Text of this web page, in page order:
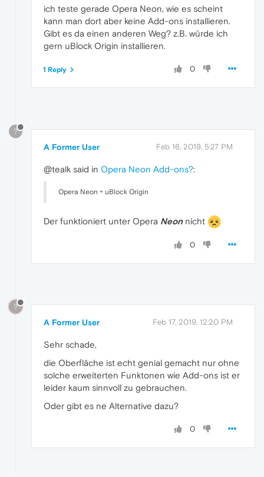
ich teste gerade Opera Neon, wie es scheint
kann man dort aber keine Add-ons installieren.
Gibt es da einen anderen Weg? z.B. würde ich
gern uBlock Origin installieren.
0
1 Reply
?
A Former User Feb 16, 2019, 5:27 PM
@tealk said in Opera Neon Add-ons?:
Opera Neon + uBlock Origin
Der funktioniert unter Opera Neonnicht
0
?
A Former User Feb 17, 2019, 12:20 PM
Sehr schade,
die Oberfläche ist echt genial gemacht nur ohne
solche erweiterten Funktonen wie Add-ons ist er
leider kaum sinnvoll zu gebrauchen.
Oder gibt es ne Alternative dazu?
0